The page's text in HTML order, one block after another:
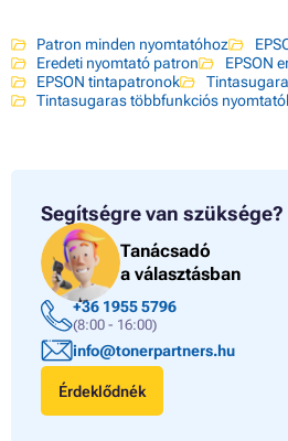
Patron minden nyomtatóhoz
Eredeti nyomtató patron
EPSON
EPSON tintapatronok
Tintasugaras többfunkciós
Segítségre van szüksége?
Tanácsadó
a választásban
+36 1955 5796
(8:00 - 16:00)
info@tonerpartners.hu
Érdeklődnék